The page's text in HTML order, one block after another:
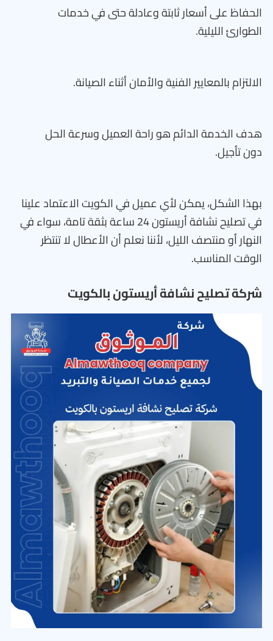
الحفاظ على أسعار ثابتة وعادلة حتى في خدمات
الطوارئ الليلية.
الالتزام بالمعايير الفنية والأمان أثناء الصيانة.
هدف الخدمة الدائم هو راحة العميل وسرعة الحل
دون تأجيل.
بهذا الشكل، يمكن لأي عميل في الكويت الاعتماد علينا
في تصليح نشافة أريستون 24 ساعة بثقة تامة، سواء في
النهار أو منتصف الليل، لأننا نعلم أن الأعطال لا تنتظر
الوقت المناسب.
شركة تصليح نشافة أريستون بالكويت